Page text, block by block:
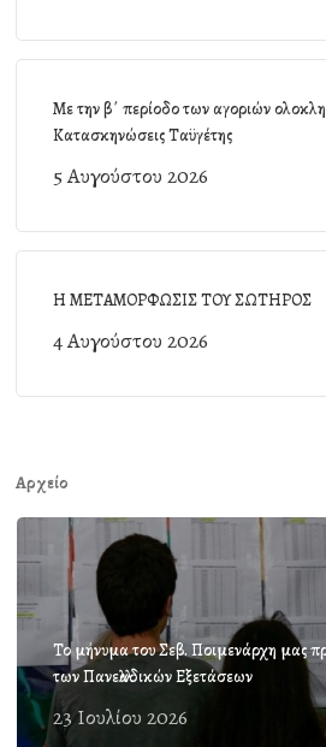
Με την β΄ περίοδο των αγοριών
Κατασκηνώσεις Ταϋγέτης
5 Αυγούστου 2026
Η ΜΕΤΑΜΟΡΦΩΣΙΣ ΤΟΥ ΣΩΤΗΡΟΣ
4 Αυγούστου 2026
Αρχείο
Το μήνυμα του Σεβ. Ποιμενάρχη μας
των Πανελλαδικών Εξετάσεων
23 Ιουλίου 2026